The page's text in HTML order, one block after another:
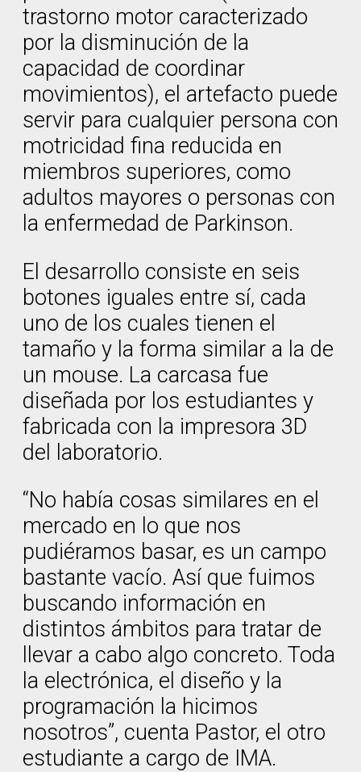
trastorno motor caracterizado
por la disminución de la
capacidad de coordinar
movimientos), el artefacto puede
servir para cualquier persona con
motricidad fina reducida en
miembros superiores, como
adultos mayores o personas con
la enfermedad de Parkinson.
El desarrollo consiste en seis
botones iguales entre sí, cada
uno de los cuales tienen el
tamaño y la forma similar a la de
un mouse. La carcasa fue
diseñada por los estudiantes y
fabricada con la impresora 3D
del laboratorio.
“No había cosas similares en el
mercado en lo que nos
pudiéramos basar, es un campo
bastante vacío. Así que fuimos
buscando información en
distintos ámbitos para tratar de
llevar a cabo algo concreto. Toda
la electrónica, el diseño y la
programación la hicimos
nosotros”, cuenta Pastor, el otro
estudiante a cargo de IMA.